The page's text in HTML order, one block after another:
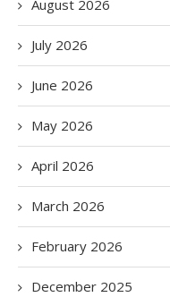
August 2026
July 2026
June 2026
May 2026
April 2026
March 2026
February 2026
December 2025